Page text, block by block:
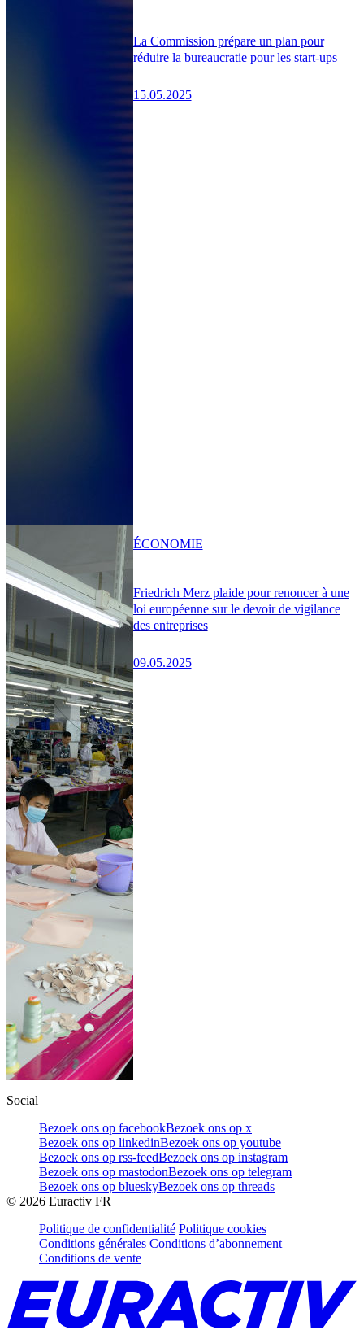
La Commission prépare un plan pour
réduire la bureaucratie pour les start-ups
15.05.2025
Friedrich Merz plaide pour renoncer à une
loi européenne sur le devoir de vigilance
des entreprises
09.05.2025
ÉCONOMIE
Social
Bezoek ons op facebookBezoek ons op x
Bezoek ons op linkedinBezoek ons op youtube
Bezoek ons op rss-feedBezoek ons op instagram
Bezoek ons op mastodonBezoek ons op telegram
Bezoek ons op blueskyBezoek ons op threads
© 2026 Euractiv FR
Politique de confidentialité Politique cookies
Conditions générales Conditions d’abonnement
Conditions de vente